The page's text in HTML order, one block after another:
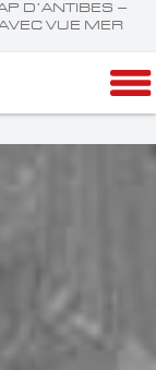
D’ANTIBES –
VUE MER